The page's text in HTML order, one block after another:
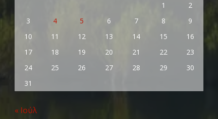
1
2
3
4 5 6 7 8
9
10
11 12 13 14 15
16
17
18 19 20 21 22
23
24
25 26 27 28 29
30
31
« Ιούλ